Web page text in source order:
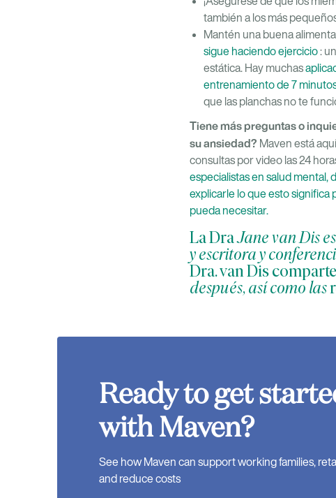
también a los más
Mantén una buena
sigue haciendo ejercicio:
estática. Hay muchas
entrenamiento de 7
que las planchas no te
Tiene más preguntas o
su ansiedad? Maven está
consultas por video las 24
especialistas en salud mental,
explicarle lo que esto significa
pueda necesitar.
La DraJane van Dis
y escritora y
Dra. van Dis
después, así como las
Ready to get
with Maven?
See how Maven can support working families,
and reduce costs